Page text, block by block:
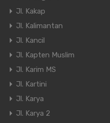
Jl. Kakap
Jl. Kalimantan
Jl. Kancil
Jl. Kapten Muslim
Jl. Karim MS
Jl. Kartini
Jl. Karya
Jl. Karya 2